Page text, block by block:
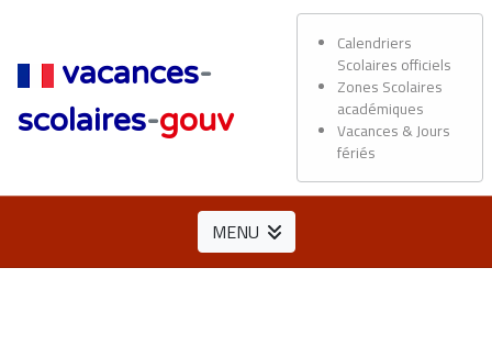
vacances-
scolaires-gouv
Calendriers
Scolaires officiels
Zones Scolaires
académiques
Vacances & Jours
fériés
MENU